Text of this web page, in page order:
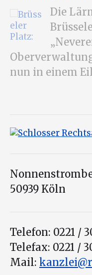
Die
nun in einem
50939 Köln
Telefon: 0221 /
Telefax: 0221 /
Mail: